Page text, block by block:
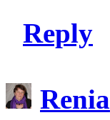
Reply
Renia